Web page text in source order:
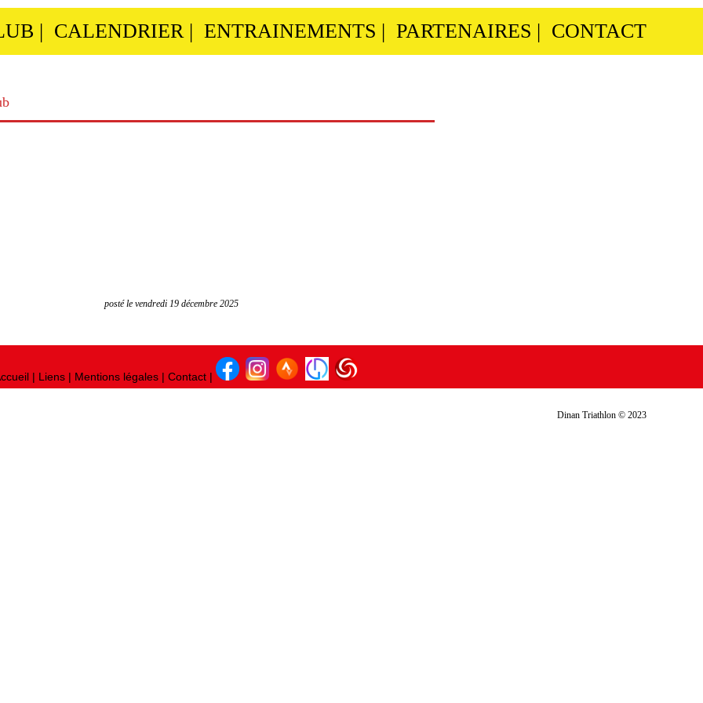
| CALENDRIER| ENTRAINEMENTS | PARTENAIRES | CONTACT
posté le vendredi 19 décembre 2025
| Liens| Mentions légales| Contact|
Dinan Triathlon © 2023